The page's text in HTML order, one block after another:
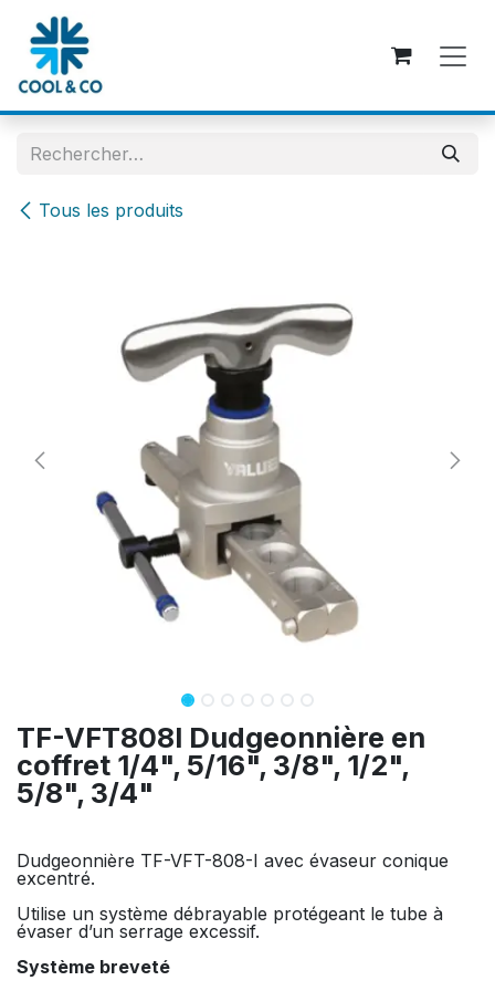
Se rendre au contenu
Tous les produits
TF-VFT808I Dudgeonnière en
coffret 1/4", 5/16", 3/8", 1/2",
5/8", 3/4"
Dudgeonnière TF-VFT-808-I avec évaseur conique
excentré.
Utilise un système débrayable protégeant le tube à
évaser d’un serrage excessif.
Système breveté